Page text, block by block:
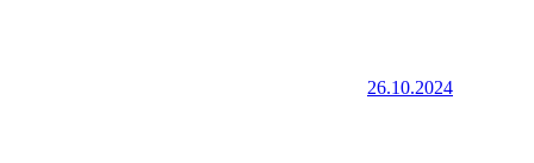
26.10.2024